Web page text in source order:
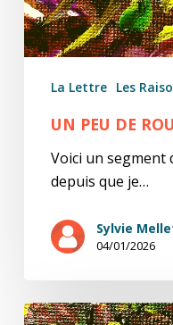
La Lettre Les
UN PEU DE
Voici un segment
depuis que je…
Sylvie
04/01/2026
Un